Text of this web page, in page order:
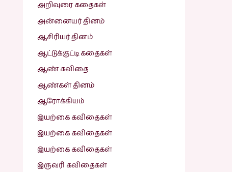
அறிவுரை கதைகள்
அன்னையர் தினம்
ஆசிரியர் தினம்
ஆட்டுக்குட்டி கதைகள்
ஆண் கவிதை
ஆண்கள் தினம்
ஆரோக்கியம்
இயற்கை கவிதைகள்
இயற்கை கவிதைகள்
இயற்கை கவிதைகள்
இருவரி கவிதைகள்